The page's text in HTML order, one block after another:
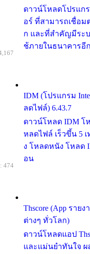
ดาวน์โหลดโปรแก
อร์ ที่สามารถเชื่อม
ก และที่สำคัญมีระ
ช้ภายในธนาคารอี
IDM (โปรแกรม
ลดไฟล์) 6.43.7
ดาวน์โหลด IDM โห
หลดไฟล์ เร็วขึ้น 5
ง โหลดหนัง โหลด
อน
Thscore (App รา
ต่างๆ ทั่วโลก)
ดาวน์โหลดแอป
และแม่นยำทันใจ ผ
474